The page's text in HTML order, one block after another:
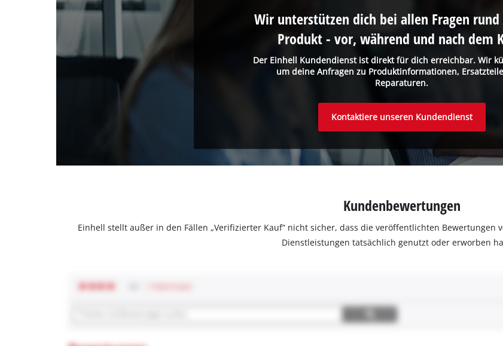
Der Einhell Kundendienst ist direkt für dich erreichbar. Wir
um deine Anfragen zu Produktinformationen,
Reparaturen.
Wir unterstützen dich bei allen Fragen
Produkt - vor, während und nach dem
Kontaktiere unseren Kundendienst
Kundenbewertungen
Einhell stellt außer in den Fällen „Verifizierter Kauf“ nicht sicher, dass die veröffentlichten Bewertungen
Dienstleistungen tatsächlich genutzt oder erworben